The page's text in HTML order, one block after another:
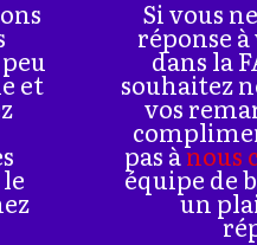
et
Si vous
réponse
dans la
souhaitez
vos
pas ànous
équipe de
un